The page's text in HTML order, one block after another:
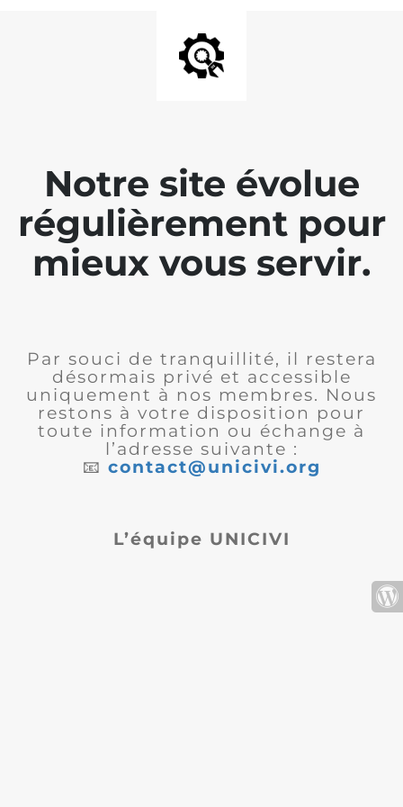
Notre site évolue
régulièrement pour
mieux vous servir.
Par souci de tranquillité, il restera
désormais privé et accessible
uniquement à nos membres. Nous
restons à votre disposition pour
toute information ou échange à
l’adresse suivante :
📧 contact@unicivi.org
L’équipe UNICIVI